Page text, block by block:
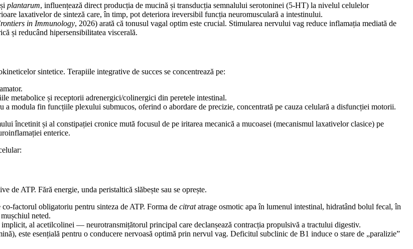
și plantarum, influențează direct producția de mucină și transducția semnalului serotoninei (5-HT) la nivelul celulelor
laxativelor de sinteză care, în timp, pot deteriora ireversibil funcția neuromusculară a intestinului.
in Immunology, 2026) arată că tonusul vagal optim este crucial. Stimularea nervului vag reduce inflamația mediată de
și reducând hipersensibilitatea viscerală.
sintetice. Terapiile integrative de succes se concentrează pe:
metabolice și receptorii adrenergici/colinergici din peretele intestinal.
modula fin funcțiile plexului submucos, oferind o abordare de precizie, concentrată pe cauza celulară a disfuncției motorii.
încetinit și al constipației cronice mută focusul de pe iritarea mecanică a mucoasei (mecanismul laxativelor clasice) pe
enterice.
de ATP. Fără energie, unda peristaltică slăbește sau se oprește.
factorul obligatoriu pentru sinteza de ATP. Forma de citratatrage osmotic apa în lumenul intestinal, hidratând bolul fecal, în
neted.
al acetilcolinei — neurotransmițătorul principal care declanșează contracția propulsivă a tractului digestiv.
este esențială pentru o conducere nervoasă optimă prin nervul vag. Deficitul subclinic de B1 induce o stare de „paralizie”